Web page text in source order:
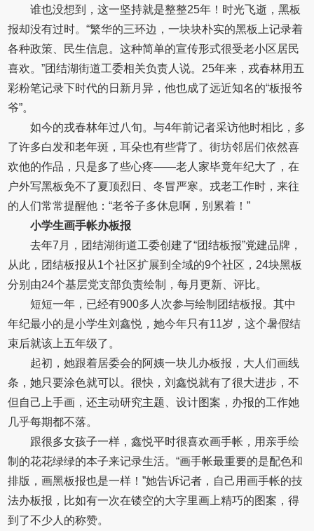
谁也没想到，这一坚持就是整整25年！时光飞逝，黑板
报却没有过时。“繁华的三环边，一块块朴实的黑板上记录着
各种政策、民生信息。这种简单的宣传形式很受老小区居民
喜欢。”团结湖街道工委相关负责人说。25年来，戎春林用五
彩粉笔记录下时代的日新月异，他也成了远近知名的“板报爷
爷”。
如今的戎春林年过八旬。与4年前记者采访他时相比，多
了许多白发和老年斑，耳朵也有些背了。街坊邻居们依然喜
欢他的作品，只是多了些心疼——老人家毕竟年纪大了，在
户外写黑板免不了夏顶烈日、冬冒严寒。戎老工作时，来往
的人们常常提醒他：“老爷子多休息啊，别累着！”
小学生画手帐办板报
去年7月，团结湖街道工委创建了“团结板报”党建品牌，
从此，团结板报从1个社区扩展到全域的9个社区，24块黑板
分别由24个基层党支部负责绘制，每月更新、评比。
短短一年，已经有900多人次参与绘制团结板报。其中
年纪最小的是小学生刘鑫悦，她今年只有11岁，这个暑假结
束后就该上五年级了。
起初，她跟着居委会的阿姨一块儿办板报，大人们画线
条，她只要涂色就可以。很快，刘鑫悦就有了很大进步，不
但自己上手画，还主动研究主题、设计图案，办报的工作她
几乎每期都不落。
跟很多女孩子一样，鑫悦平时很喜欢画手帐，用亲手绘
制的花花绿绿的本子来记录生活。“画手帐最重要的是配色和
排版，画黑板报也是一样！”她告诉记者，自己用画手帐的技
法办板报，比如有一次在镂空的大字里画上精巧的图案，得
到了不少人的称赞。